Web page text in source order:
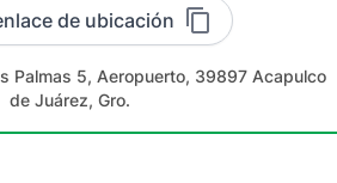
de ubicación
Palmas 5, Aeropuerto, 39897 Acapulco
de Juárez, Gro.